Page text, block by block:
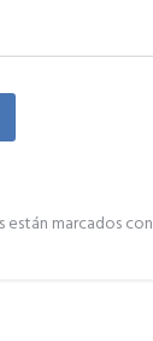
marcados con